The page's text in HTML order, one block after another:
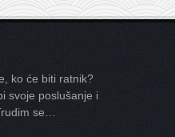
ko će biti ratnik?
svoje poslušanje i
se…